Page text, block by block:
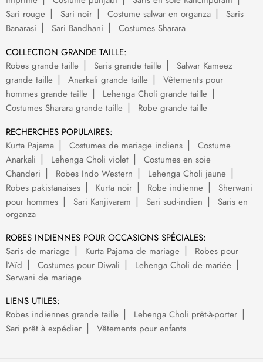
Sari rouge
Sari noir Costume salwar en organza
Saris
Banarasi
Sari Bandhani
Costumes Sharara
COLLECTION GRANDE TAILLE:
Robes grande taille
Saris grande taille
Salwar Kameez
grande taille
Anarkali grande taille
Vêtements pour
hommes grande taille
Lehenga Choli grande taille
Costumes Sharara grande taille
Robe grande taille
RECHERCHES POPULAIRES:
Kurta Pajama
Costumes de mariage indiens
Costume
Anarkali
Lehenga Choli violet
Costumes en soie
Chanderi
Robes Indo Western
Lehenga Choli jaune
Robes pakistanaises
Kurta noir Robe indienne
Sherwani
pour hommes
Sari Kanjivaram Sari sud-indien
Saris en
organza
ROBES INDIENNES POUR OCCASIONS SPÉCIALES:
Saris de mariage
Kurta Pajama de mariage
Robes pour
l’Aïd
Costumes pour Diwali
Lehenga Choli de mariée
Serwani de mariage
LIENS UTILES:
Robes indiennes grande taille
Lehenga Choli prêt-à-porter
Sari prêt à expédier
Vêtements pour enfants